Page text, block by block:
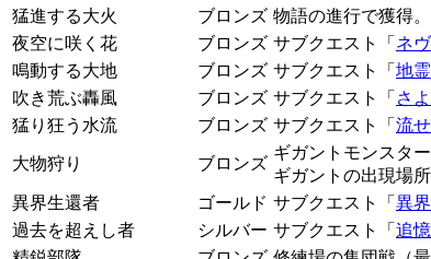
猛進する大火
ブロンズ 物語の進行で獲得。
夜空に咲く花
ブロンズ サブクエスト「 ネ
鳴動する大地
ブロンズ サブクエスト「 地
吹き荒ぶ轟風
ブロンズ サブクエスト「 さ
猛り狂う水流
ブロンズ サブクエスト「 流
大物狩り ブロンズ
ギガントモンスタ
ギガントの出現場
異界生還者
ゴールド サブクエスト「 異
過去を超えし者
シルバー サブクエスト「 追